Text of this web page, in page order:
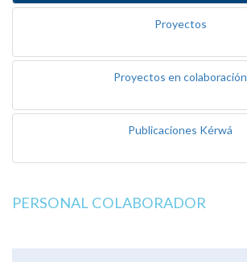
Proyectos
Proyectos en colaboración
Publicaciones Kérwá
PERSONAL COLABORADOR